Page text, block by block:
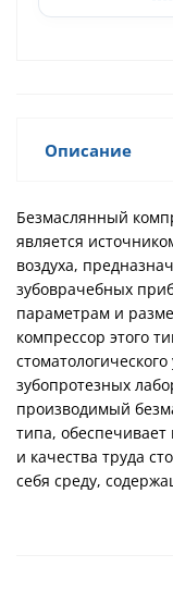
Описание
Безмаслянный
является
воздуха,
зубоврачебных
параметрам и
компрессор этого
зубопротезных
производимый
типа,
и качества труда
себя среду,